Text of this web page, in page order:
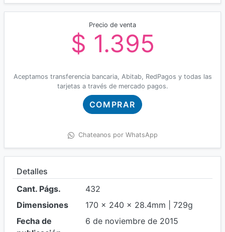
Precio de venta
$ 1.395
Aceptamos transferencia bancaria, Abitab, RedPagos y todas las
tarjetas a través de mercado pagos.
COMPRAR
Chateanos por WhatsApp
Detalles
Cant. Págs.
432
Dimensiones
170 x 240 x 28.4mm | 729g
Fecha de
6 de noviembre de 2015